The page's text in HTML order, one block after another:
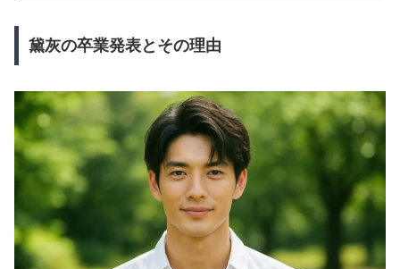
黛灰の卒業発表とその理由